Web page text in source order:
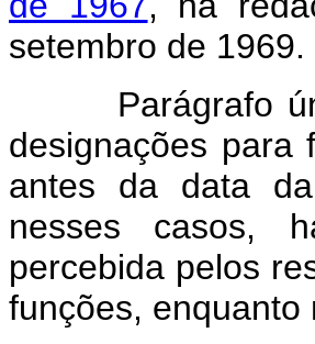
setembro de 1969.
Parágrafo
designações para
antes da data
nesses casos,
percebida pelos
funções,